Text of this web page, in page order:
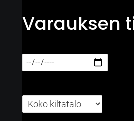
Varauksen